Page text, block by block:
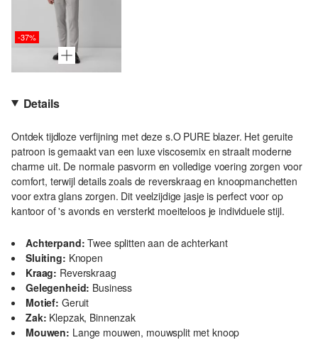
-37%
Details
Ontdek tijdloze verfijning met deze s.O PURE blazer. Het geruite
patroon is gemaakt van een luxe viscosemix en straalt moderne
charme uit. De normale pasvorm en volledige voering zorgen voor
comfort, terwijl details zoals de reverskraag en knoopmanchetten
voor extra glans zorgen. Dit veelzijdige jasje is perfect voor op
kantoor of 's avonds en versterkt moeiteloos je individuele stijl.
Achterpand: Twee splitten aan de achterkant
Sluiting: Knopen
Kraag: Reverskraag
Gelegenheid: Business
Motief: Geruit
Zak: Klepzak, Binnenzak
Mouwen: Lange mouwen, mouwsplit met knoop